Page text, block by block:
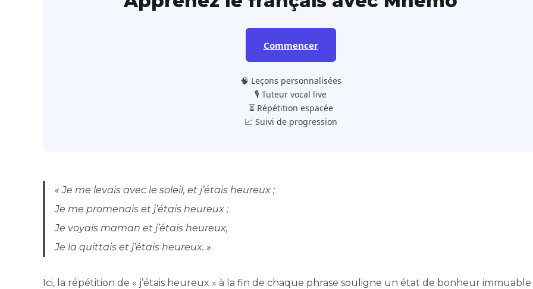
Commencer
🧠 Leçons personnalisées
🎙️ Tuteur vocal live
⏳ Répétition espacée
📈 Suivi de progression
« Je me levais avec le soleil, et j’étais heureux ;
Je me promenais et j’étais heureux ;
Je voyais maman et j’étais heureux,
Je la quittais et j’étais heureux. »
Ici, la répétition de « j’étais heureux » à la fin de chaque phrase souligne un état de bonheur immuable